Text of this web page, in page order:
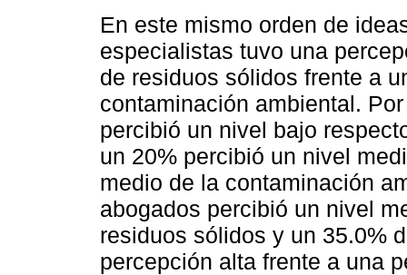
En este mismo orden de
especialistas tuvo una
de residuos sólidos frente a
contaminación ambiental.
percibió un nivel bajo
un 20% percibió un nivel
medio de la contaminación
abogados percibió un nivel
residuos sólidos y un 35.0%
percepción alta frente a una